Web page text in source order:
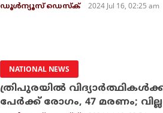
ഡൂള്‍ന്യൂസ് ഡെസ്‌ക് 2024 Jul 16, 02:25 am
NATIONAL NEWS
ത്രിപുരയില്‍
പേര്‍ക്ക് രോഗം, 47 മരണം;